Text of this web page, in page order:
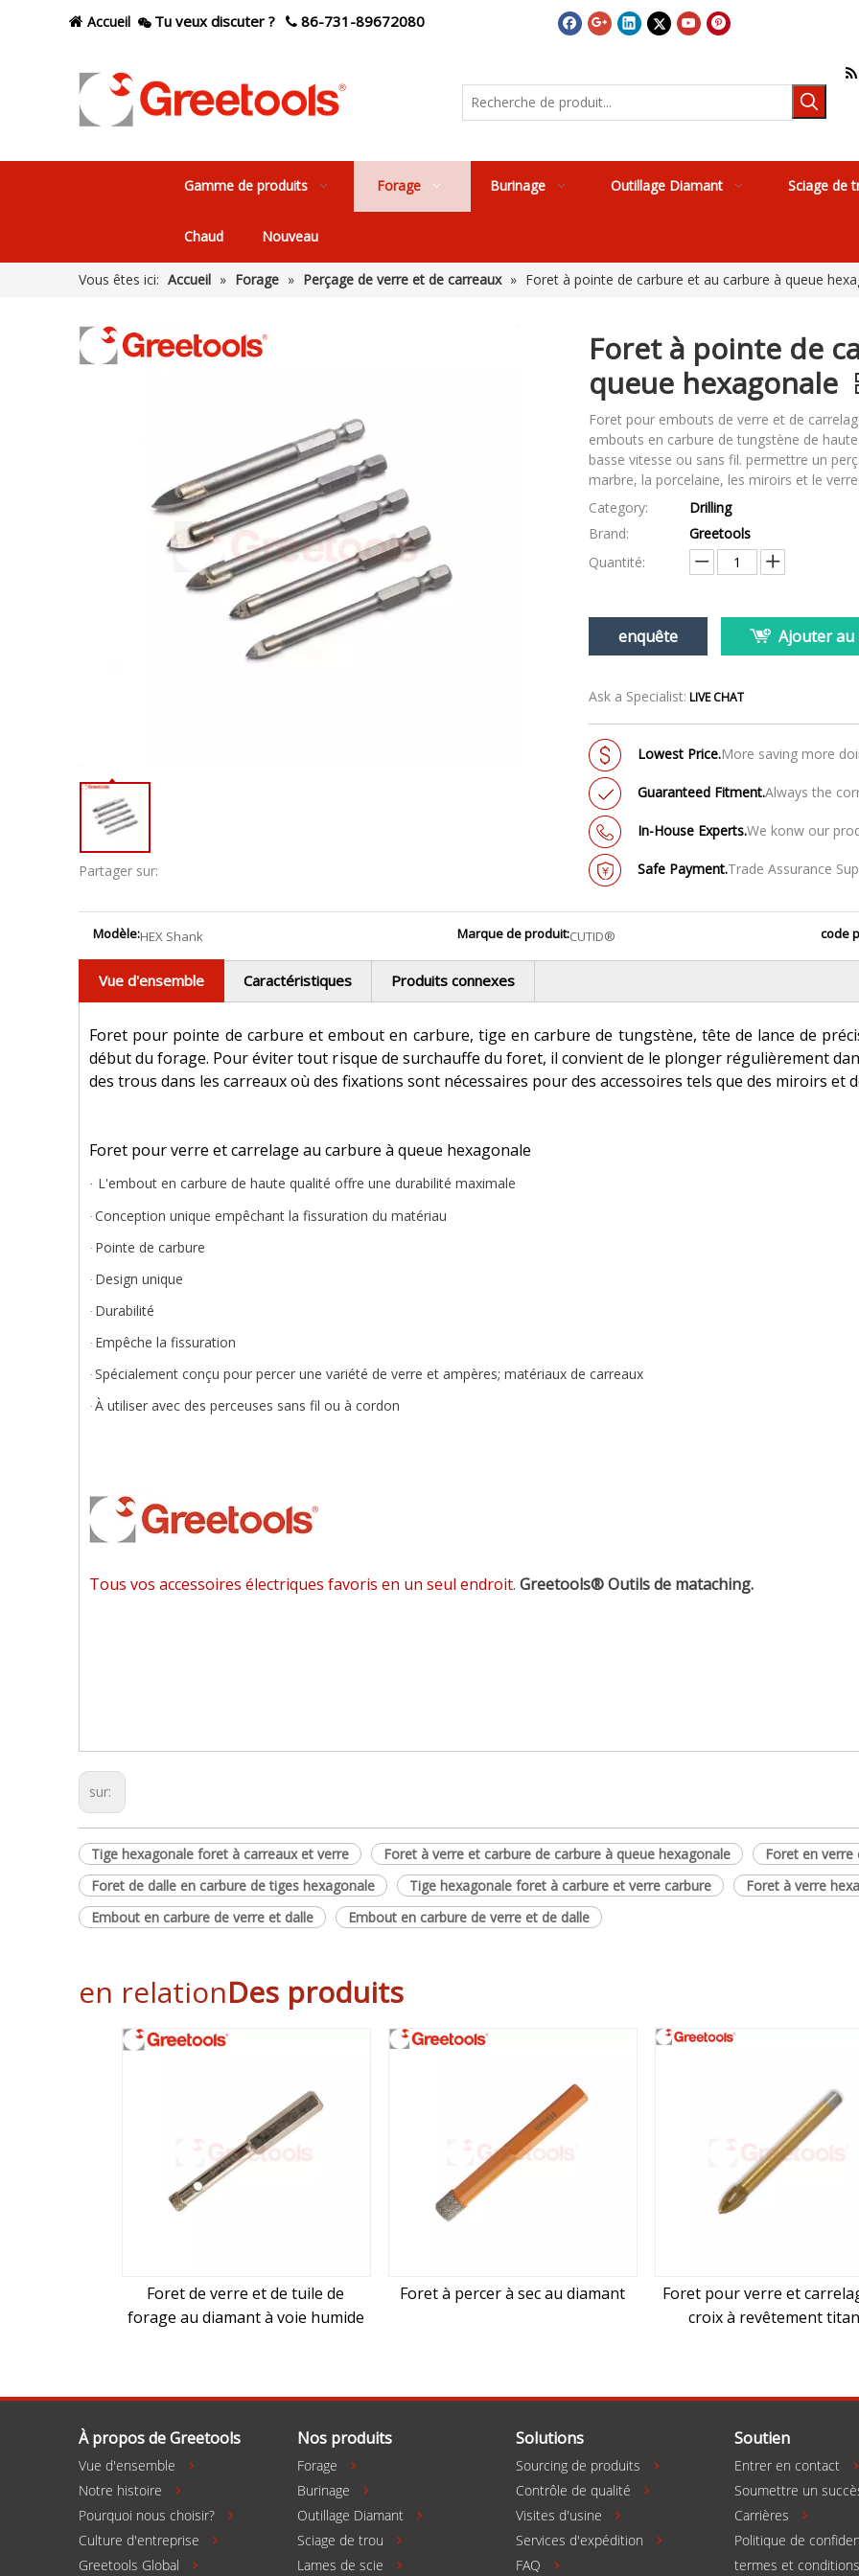
 Accueil  Tu veux discuter ?  86-731-89672080

Gamme de produits Forage Burinage Outillage Diamant Sciage de
Chaud Nouveau
Vous êtes ici: Accueil » Forage » Perçage de verre et de carreaux » Foret à pointe de carbure et au carbure à queue
Partager sur:
Foret à pointe de
queue hexagonale
Foret pour embouts de verre et de
embouts en carbure de tungstène de
basse vitesse ou sans fil. permettre un
marbre, la porcelaine, les miroirs et le verre.
Category:
Drilling
Brand:
Greetools
Quantité:
enquête Ajouter au
Ask a Specialist: LIVE CHAT
Lowest Price.More saving more
Guaranteed Fitment.Always the
In-House Experts.We konw our
Safe Payment.Trade Assurance
Modèle:HEX Shank Marque de produit:CUTID® code
Vue d'ensemble Caractéristiques Produits connexes
Foret pour pointe de carbure et embout en carbure, tige en carbure de tungstène, tête de lance de
début du forage. Pour éviter tout risque de surchauffe du foret, il convient de le plonger régulièrement
des trous dans les carreaux où des fixations sont nécessaires pour des accessoires tels que des miroirs et
Foret pour verre et carrelage au carbure à queue hexagonale
· L'embout en carbure de haute qualité offre une durabilité maximale
· Conception unique empêchant la fissuration du matériau
· Pointe de carbure
· Design unique
· Durabilité
· Empêche la fissuration
· Spécialement conçu pour percer une variété de verre et ampères; matériaux de carreaux
· À utiliser avec des perceuses sans fil ou à cordon
Tous vos accessoires électriques favoris en un seul endroit. Greetools®Outils de mataching.
sur:
Tige hexagonale foret à carreaux et verre Foret à verre et carbure de carbure à queue hexagonale
Foret en verre
Foret de dalle en carbure de tiges hexagonale
Tige hexagonale foret à carbure et verre carbure
Foret à verre
Embout en carbure de verre et dalle
Embout en carbure de verre et de dalle
en relationDes produits
Foret de verre et de tuile de
forage au diamant à voie humide
Foret à percer à sec au diamant
Foret pour verre et
croix à revêtement
À propos de Greetools
Vue d'ensemble 
Notre histoire 
Pourquoi nous choisir? 
Culture d'entreprise 
Greetools Global 
Nos produits
Forage 
Burinage 
Outillage Diamant 
Sciage de trou 
Lames de scie 
Solutions
Sourcing de produits 
Contrôle de qualité 
Visites d'usine 
Services d'expédition 
FAQ 
Soutien
Entrer en contact
Soumettre un
Carrières 
Politique de
termes et conditions